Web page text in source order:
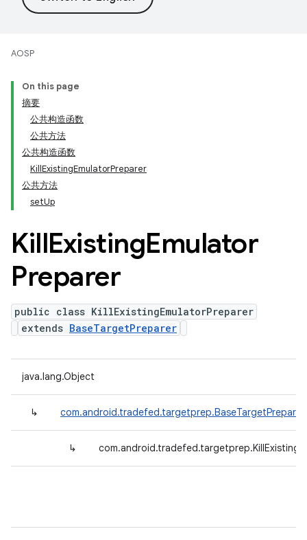
AOSP
On this page
摘要
公共构造函数
公共方法
公共构造函数
KillExistingEmulatorPreparer
公共方法
setUp
KillExistingEmulator
Preparer
public class KillExistingEmulatorPreparer
extends BaseTargetPreparer
java.lang.Object
↳ com.android.tradefed.targetprep.BaseTargetPreparer
↳